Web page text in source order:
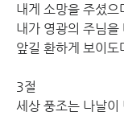
내게 소망을 주셨으
내가 영광의 주님을
앞길 환하게 보이도
3절
세상 풍조는 나날이